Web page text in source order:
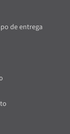
de entrega